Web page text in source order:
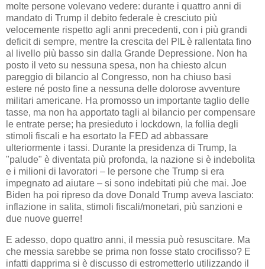
molte persone volevano vedere: durante i quattro anni di
mandato di Trump il debito federale è cresciuto più
velocemente rispetto agli anni precedenti, con i più grandi
deficit di sempre, mentre la crescita del PIL è rallentata fino
al livello più basso sin dalla Grande Depressione. Non ha
posto il veto su nessuna spesa, non ha chiesto alcun
pareggio di bilancio al Congresso, non ha chiuso basi
estere né posto fine a nessuna delle dolorose avventure
militari americane. Ha promosso un importante taglio delle
tasse, ma non ha apportato tagli al bilancio per compensare
le entrate perse; ha presieduto i lockdown, la follia degli
stimoli fiscali e ha esortato la FED ad abbassare
ulteriormente i tassi. Durante la presidenza di Trump, la
"palude" è diventata più profonda, la nazione si è indebolita
e i milioni di lavoratori – le persone che Trump si era
impegnato ad aiutare – si sono indebitati più che mai. Joe
Biden ha poi ripreso da dove Donald Trump aveva lasciato:
inflazione in salita, stimoli fiscali/monetari, più sanzioni e
due nuove guerre!
E adesso, dopo quattro anni, il messia può resuscitare. Ma
che messia sarebbe se prima non fosse stato crocifisso? E
infatti dapprima si è discusso di estrometterlo utilizzando il